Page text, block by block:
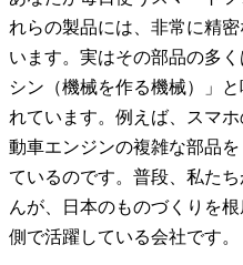
れらの製品には、非常に精
います。実はその部品の多
シン（機械を作る機械）」
れています。例えば、スマ
動車エンジンの複雑な部品
ているのです。普段、私た
んが、日本のものづくりを
側で活躍している会社です。